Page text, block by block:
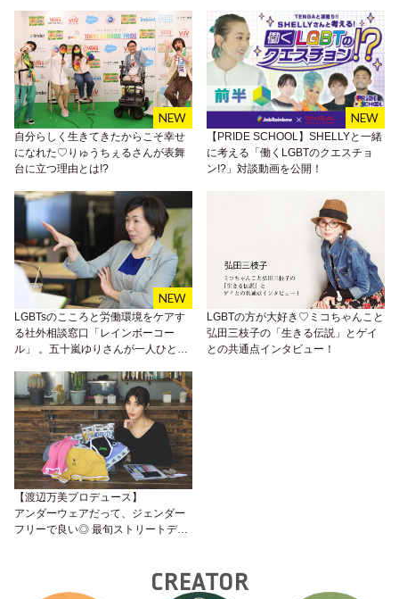
自分らしく生きてきたからこそ幸せ
になれた♡りゅうちぇるさんが表舞
台に立つ理由とは!?
【PRIDE SCHOOL】SHELLYと一緒
に考える「働くLGBTのクエスチョ
ン!?」対談動画を公開！
LGBTsのこころと労働環境をケアす
る社外相談窓口「レインボーコー
ル」 。五十嵐ゆりさんが一人ひとり
LGBTの方が大好き♡ミコちゃんこと
弘田三枝子の「生きる伝説」とゲイ
との共通点インタビュー！
【渡辺万美プロデュース】
アンダーウェアだって、ジェンダー
フリーで良い◎ 最旬ストリートデザ
CREATOR